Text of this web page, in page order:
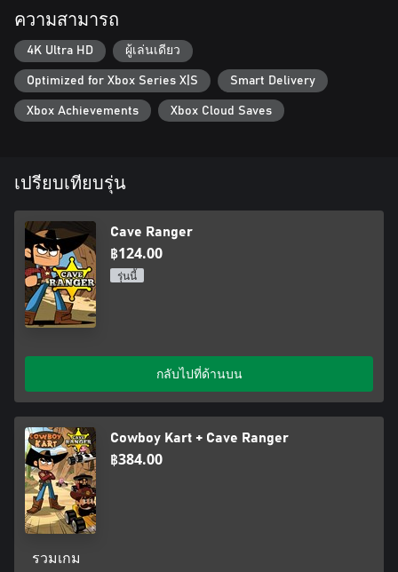
ความสามารถ
4K Ultra HD ผู้เล่นเดียว
Optimized for Xbox Series X|S Smart Delivery
Xbox Achievements Xbox Cloud Saves
เปรียบเทียบรุ่น
Cave Ranger
฿124.00
รุ่นนี้
กลับไปที่ด้านบน
Cowboy Kart + Cave Ranger
฿384.00
รวมเกม